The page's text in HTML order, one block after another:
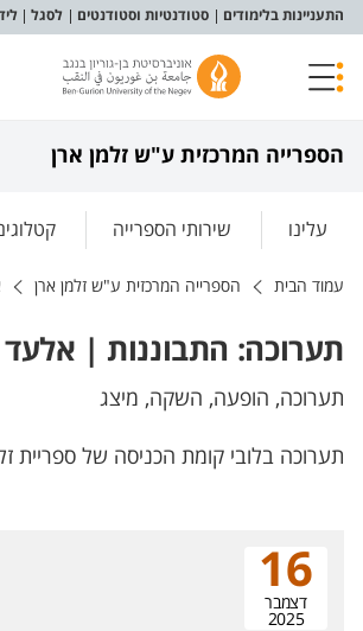
תפריט נגישות
התעניינות בלימודים סטודנטיות וסטודנטים לסגל
הספרייה המרכזית ע"ש זלמן ארן
עלינו שירותי הספרייה
עמוד הבית הספרייה המרכזית ע"ש זלמן ארן
תערוכה: התבוננות | אלעד
תערוכה, הופעה, השקה, מיצג
תערוכה בלובי קומת הכניסה של ספריית
16
דצמבר
2025